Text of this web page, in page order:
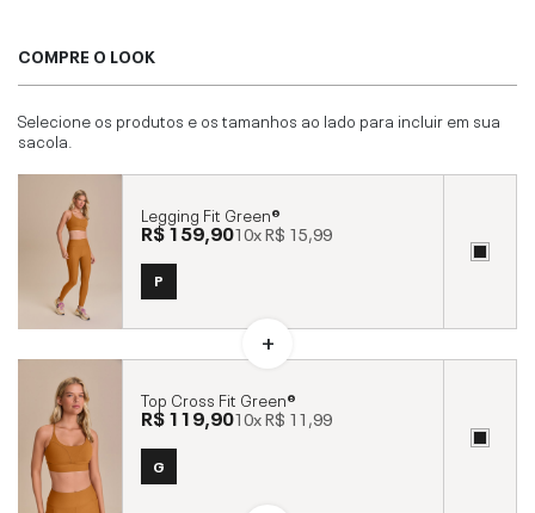
COMPRE O LOOK
Selecione os produtos e os tamanhos ao lado para incluir em sua
sacola.
Legging Fit Green®
R$ 159,9010xR$ 15,99
P
Top Cross Fit Green®
R$ 119,9010xR$ 11,99
G